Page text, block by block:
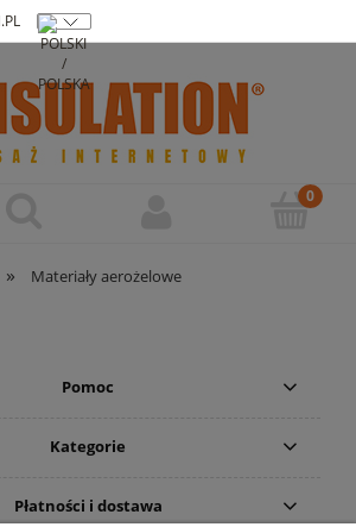
Zarejestruj się
» Materiały aerożelowe
Pomoc
Kategorie
Płatności i dostawa